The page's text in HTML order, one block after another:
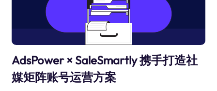
AdsPower × SaleSmartly 携手打造社
媒矩阵账号运营方案